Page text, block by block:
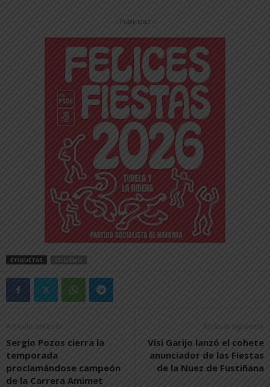
-- Publicidad --
ETIQUETAS CICLISMO
Artículo anterior
Sergio Pozos cierra la
temporada
proclamándose campeón
de la Carrera Amimet
Artículo siguiente
Visi Garijo lanzó el cohete
anunciador de las Fiestas
de la Nuez de Fustiñana